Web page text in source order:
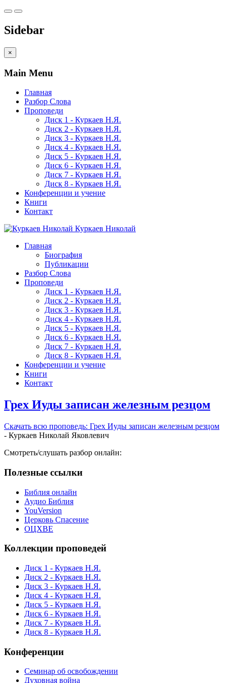
Sidebar
×
Main Menu
Главная
Разбор Слова
Проповеди
Диск 1 - Куркаев Н.Я.
Диск 2 - Куркаев Н.Я.
Диск 3 - Куркаев Н.Я.
Диск 4 - Куркаев Н.Я.
Диск 5 - Куркаев Н.Я.
Диск 6 - Куркаев Н.Я.
Диск 7 - Куркаев Н.Я.
Диск 8 - Куркаев Н.Я.
Конференции и учение
Книги
Контакт
Куркаев Николай
Главная
Биография
Публикации
Разбор Слова
Проповеди
Диск 1 - Куркаев Н.Я.
Диск 2 - Куркаев Н.Я.
Диск 3 - Куркаев Н.Я.
Диск 4 - Куркаев Н.Я.
Диск 5 - Куркаев Н.Я.
Диск 6 - Куркаев Н.Я.
Диск 7 - Куркаев Н.Я.
Диск 8 - Куркаев Н.Я.
Конференции и учение
Книги
Контакт
Грех Иуды записан железным резцом
Скачать вcю проповедь: Грех Иуды записан железным резцом
- Куркаев Николай Яковлевич
Смотреть/слушать разбор онлайн:
Полезные ссылки
Библия онлайн
Аудио Библия
YouVersion
Церковь Спасение
ОЦХВЕ
Коллекции проповедей
Диск 1 - Куркаев Н.Я.
Диск 2 - Куркаев Н.Я.
Диск 3 - Куркаев Н.Я.
Диск 4 - Куркаев Н.Я.
Диск 5 - Куркаев Н.Я.
Диск 6 - Куркаев Н.Я.
Диск 7 - Куркаев Н.Я.
Диск 8 - Куркаев Н.Я.
Конференции
Семинар об освобождении
Духовная война